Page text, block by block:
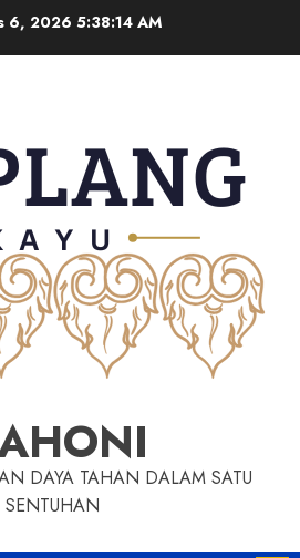
6, 2026 5:38:16 AM
DAYA TAHAN DALAM SATU
SENTUHAN